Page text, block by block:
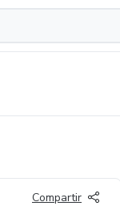
Compartir